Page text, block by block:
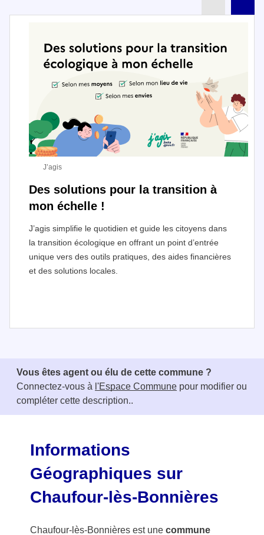
Des solutions pour la transition à
mon échelle !
J’agis simplifie le quotidien et guide les citoyens dans
la transition écologique en offrant un point d’entrée
unique vers des outils pratiques, des aides financières
et des solutions locales.
J’agis
Vous êtes agent ou élu de cette commune ?
Connectez-vous à l'Espace Commune pour modifier ou
compléter cette description..
Informations
Géographiques sur
Chaufour-lès-Bonnières
Chaufour-lès-Bonnières est une commune